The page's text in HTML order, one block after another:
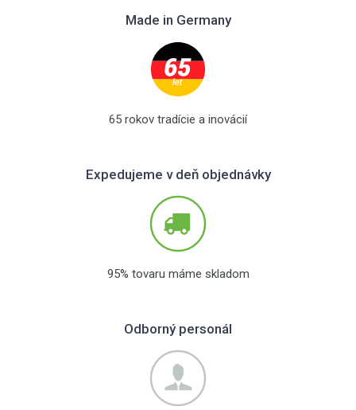
Made in Germany
65 rokov tradície a inovácií
Expedujeme v deň objednávky
95% tovaru máme skladom
Odborný personál